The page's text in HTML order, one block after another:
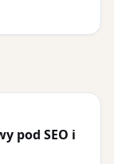
pod SEO i